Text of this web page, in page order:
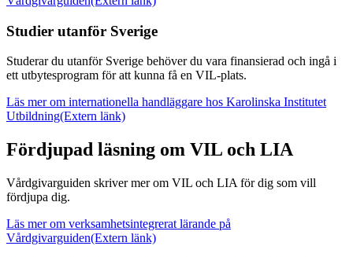
Studier utanför Sverige
Studerar du utanför Sverige behöver du vara finansierad och ingå i
ett utbytesprogram för att kunna få en VIL-plats.
Läs mer om internationella handläggare hos Karolinska Institutet
Utbildning(Extern länk)
Fördjupad läsning om VIL och LIA
Vårdgivarguiden skriver mer om VIL och LIA för dig som vill
fördjupa dig.
Läs mer om verksamhetsintegrerat lärande på
Vårdgivarguiden(Extern länk)